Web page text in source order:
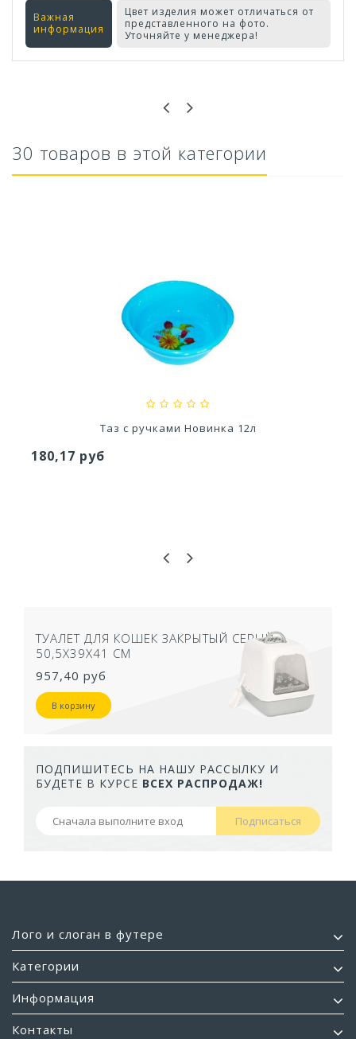
Важная
информация
Цвет изделия может отличаться от
представленного на фото.
Уточняйте у менеджера!
Кашпо балконное La Decoro 50см (10л) Цв....
30 товаров в этой категории
Таз с ручками Новинка 12л
180,17 руб
ТУАЛЕТ ДЛЯ КОШЕК ЗАКРЫТЫЙ СЕРЫЙ
50,5Х39Х41 СМ
957,40 руб
В корзину
ПОДПИШИТЕСЬ НА НАШУ РАССЫЛКУ И
БУДЕТЕ В КУРСЕ ВСЕХ РАСПРОДАЖ!
Подписаться
Лого и слоган в футере
Категории
Информация
Контакты